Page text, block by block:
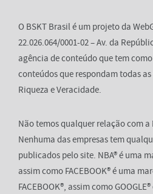
O BSKT Brasil é um projeto da
22.026.064/0001-02 – Av. da
agência de conteúdo que tem
conteúdos que respondam todas
Riqueza e Veracidade.
Não temos qualquer relação com a
Nenhuma das empresas tem
publicados pelo site. NBA® é uma
assim como FACEBOOK® é uma
FACEBOOK®, assim como